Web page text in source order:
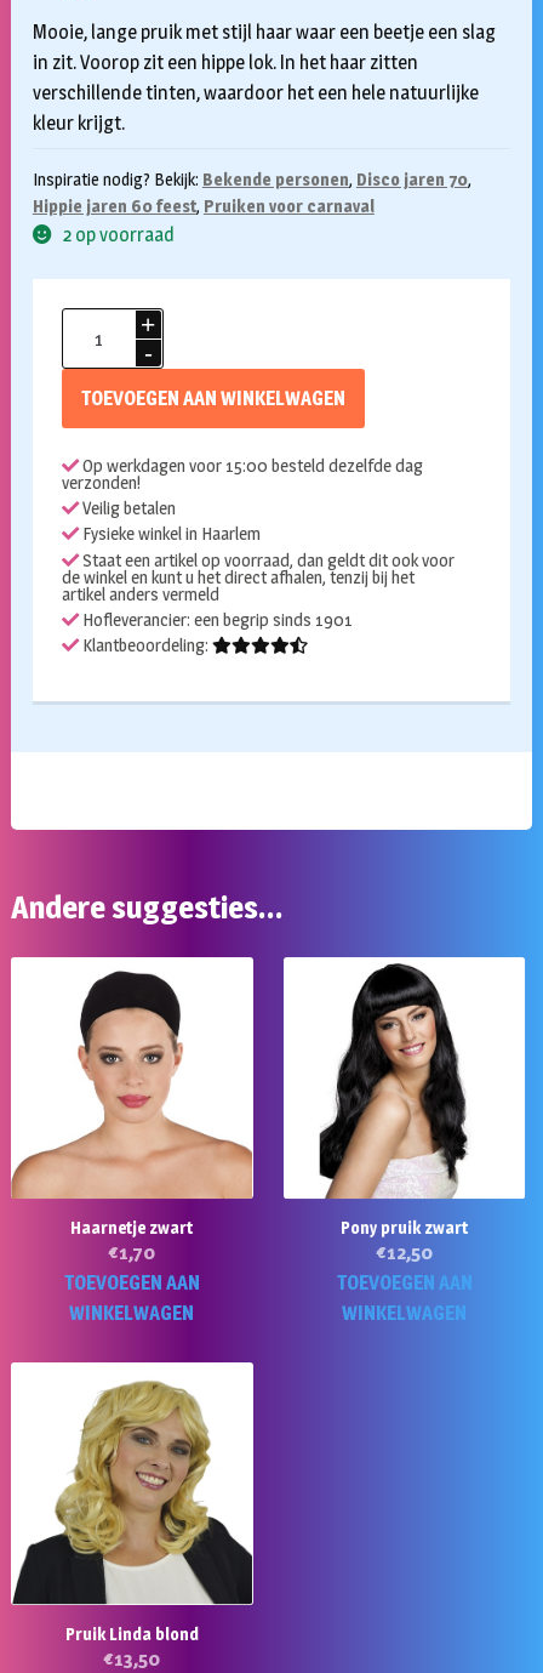
Mooie, lange pruik met stijl haar waar een beetje een slag
in zit. Voorop zit een hippe lok. In het haar zitten
verschillende tinten, waardoor het een hele natuurlijke
kleur krijgt.
Inspiratie nodig? Bekijk: Bekende personen, Disco jaren 70,
Hippie jaren 60 feest, Pruiken voor carnaval
2 op voorraad
Linda
TOEVOEGEN AAN WINKELWAGEN
Op werkdagen voor 15:00 besteld dezelfde dag
verzonden!
Veilig betalen
Fysieke winkel in Haarlem
Staat een artikel op voorraad, dan geldt dit ook voor
de winkel en kunt u het direct afhalen, tenzij bij het
artikel anders vermeld
Hofleverancier: een begrip sinds 1901
Klantbeoordeling:
Andere suggesties…
Haarnetje zwart
€1,70
TOEVOEGEN AAN
WINKELWAGEN
Pony pruik zwart
€12,50
TOEVOEGEN AAN
WINKELWAGEN
Pruik Linda blond
€13,50